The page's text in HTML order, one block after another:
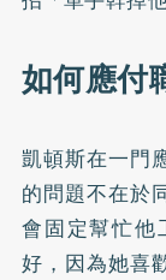
如何應付
凱頓斯在一門
的問題不在於
會固定幫忙他
好，因為她喜